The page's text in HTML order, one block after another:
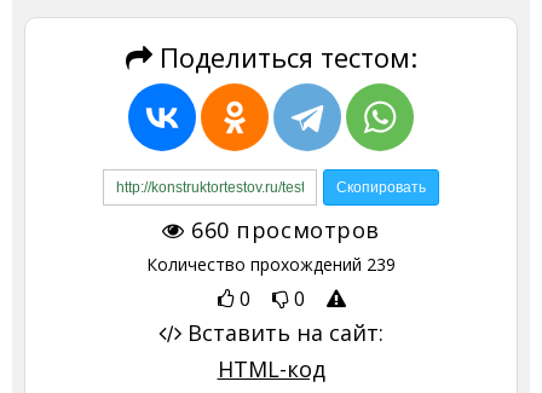
Поделиться тестом:
660 просмотров
Количество прохождений 239
0 0
Вставить на сайт:
HTML-код